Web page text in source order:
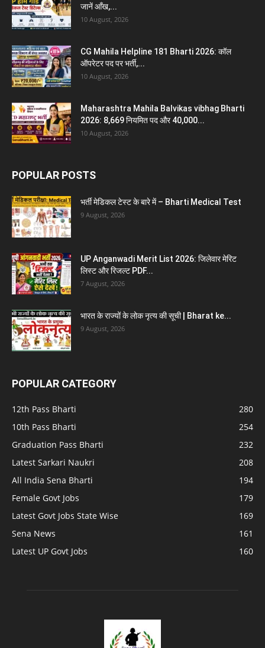
जानें आँख,...
10 August, 2026
CG Mahila Helpline 181 Bharti 2026: कॉल
ऑपरेटर पद पर भर्ती,...
10 August, 2026
Maharashtra Mahila Balvikas vibhag Bharti
2026: 8,669 नियमित पद और 40,000...
10 August, 2026
POPULAR POSTS
भर्ती मेडिकल टेस्ट के बारे में – Bharti Medical Test
9 August, 2026
UP Anganwadi Merit List 2026: जिलेवार मेरिट
लिस्ट और रिजल्ट PDF...
7 August, 2026
भारत के राज्यों के लोक नृत्य की सूची | Bharat ke...
9 August, 2026
POPULAR CATEGORY
12th Pass Bharti
280
10th Pass Bharti
254
Graduation Pass Bharti
232
Latest Sarkari Naukri
208
All India Sena Bharti
194
Female Govt Jobs
179
Latest Govt Jobs State Wise
169
Sena News
161
Latest UP Govt Jobs
160